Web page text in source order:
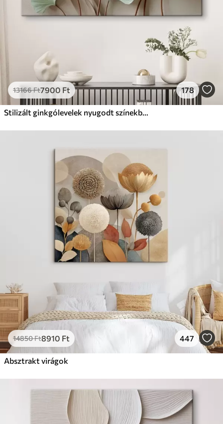
Fakulásálló
✓Biztonságos, szagtalan tinta
Eco-Prémium
Tól12405Ft
✓Élénk, gazdag színek
✓Fakulásálló
Környezetbarát anyag
13166Ft7900 Ft 178
Stilizált ginkgólevelek nyugodt színekben
14850Ft8910 Ft 447
Absztrakt virágok